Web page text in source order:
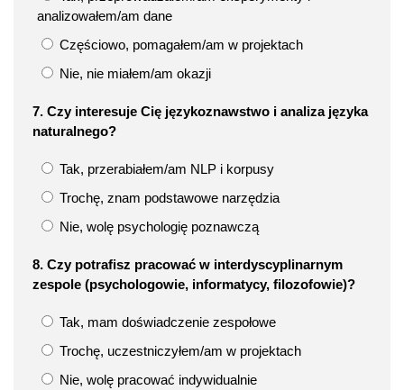
analizowałem/am dane
Częściowo, pomagałem/am w projektach
Nie, nie miałem/am okazji
7. Czy interesuje Cię językoznawstwo i analiza języka
naturalnego?
Tak, przerabiałem/am NLP i korpusy
Trochę, znam podstawowe narzędzia
Nie, wolę psychologię poznawczą
8. Czy potrafisz pracować w interdyscyplinarnym
zespole (psychologowie, informatycy, filozofowie)?
Tak, mam doświadczenie zespołowe
Trochę, uczestniczyłem/am w projektach
Nie, wolę pracować indywidualnie